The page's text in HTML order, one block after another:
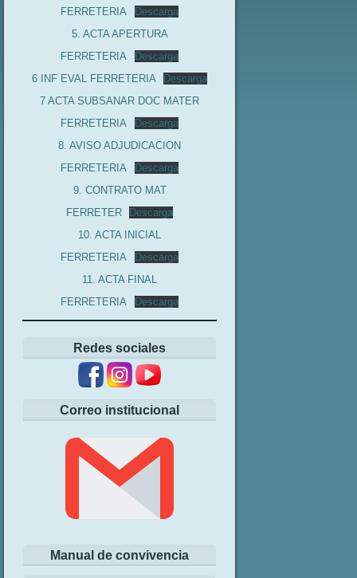
FERRETERIA
Descarga
5. ACTA APERTURA
FERRETERIA
Descarga
6 INF EVAL FERRETERIA
Descarga
7 ACTA SUBSANAR DOC MATER
FERRETERIA
Descarga
8. AVISO ADJUDICACION
FERRETERIA
Descarga
9. CONTRATO MAT
FERRETER
Descarga
10. ACTA INICIAL
FERRETERIA
Descarga
11. ACTA FINAL
FERRETERIA
Descarga
Redes sociales
Correo institucional
Manual de convivencia